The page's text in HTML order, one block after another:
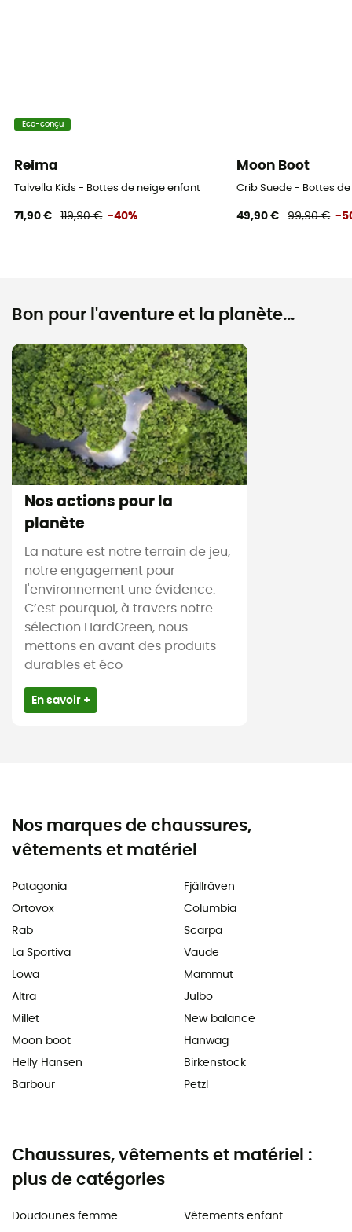
Eco-conçu
Reima
Talvella Kids - Bottes de neige enfant
71,90 € 119,90 € -40%
Moon Boot
Crib Suede - Bottes
49,90 € 99,90 € -
Bon pour l'aventure et la planète...
Nos actions pour la
planète
La nature est notre terrain de jeu,
notre engagement pour
l'environnement une évidence.
C’est pourquoi, à travers notre
sélection HardGreen, nous
mettons en avant des produits
durables et éco
En savoir +
Nos marques de chaussures,
vêtements et matériel
Patagonia
Ortovox
Rab
La Sportiva
Lowa
Altra
Millet
Moon boot
Helly Hansen
Barbour
Fjällräven
Columbia
Scarpa
Vaude
Mammut
Julbo
New balance
Hanwag
Birkenstock
Petzl
Chaussures, vêtements et matériel :
plus de catégories
Doudounes femme
Vêtements enfant